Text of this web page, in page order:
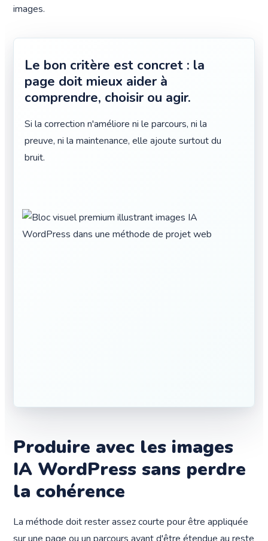
images.
Le bon critère est concret : la
page doit mieux aider à
comprendre, choisir ou agir.
Si la correction n'améliore ni le parcours, ni la
preuve, ni la maintenance, elle ajoute surtout du
bruit.
Produire avec les images
IA WordPress sans perdre
la cohérence
La méthode doit rester assez courte pour être appliquée